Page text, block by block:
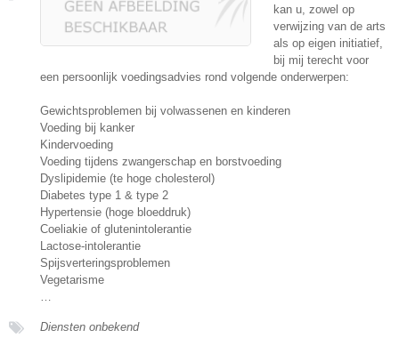
kan u, zowel op
verwijzing van de arts
als op eigen initiatief,
bij mij terecht voor
een persoonlijk voedingsadvies rond volgende onderwerpen:
Gewichtsproblemen bij volwassenen en kinderen
Voeding bij kanker
Kindervoeding
Voeding tijdens zwangerschap en borstvoeding
Dyslipidemie (te hoge cholesterol)
Diabetes type 1 & type 2
Hypertensie (hoge bloeddruk)
Coeliakie of glutenintolerantie
Lactose-intolerantie
Spijsverteringsproblemen
Vegetarisme
…
Diensten onbekend